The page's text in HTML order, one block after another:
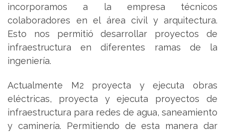
incorporamos a la empresa técnicos
colaboradores en el área civil y arquitectura.
Esto nos permitió desarrollar proyectos de
infraestructura en diferentes ramas de la
ingeniería.
Actualmente M2 proyecta y ejecuta obras
eléctricas, proyecta y ejecuta proyectos de
infraestructura para redes de agua, saneamiento
y caminería. Permitiendo de esta manera dar